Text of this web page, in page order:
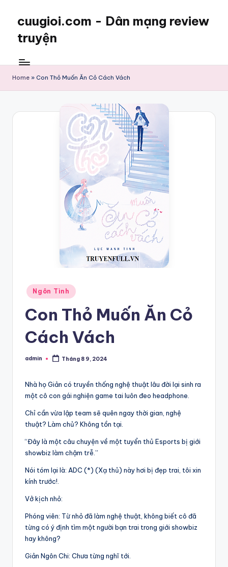
cuugioi.com - Dân mạng review
truyện
Home » Con Thỏ Muốn Ăn Cỏ Cách Vách
Posted
in
Ngôn Tình
Con Thỏ Muốn Ăn Cỏ
Cách Vách
Posted
admin Tháng 8 9, 2024
Nhà họ Giản có truyền thống nghệ thuật lâu đời lại sinh ra
một cô con gái nghiện game tai luôn đeo headphone.
Chỉ cần vừa lập team sẽ quên ngay thời gian, nghệ
thuật? Làm chủ? Không tồn tại.
“Đây là một câu chuyện về một tuyển thủ Esports bị giới
showbiz làm chậm trễ.”
Nói tóm lại là: ADC (*) (Xạ thủ) này hơi bị đẹp trai, tôi xin
kính trước!.
Vở kịch nhỏ:
Phóng viên: Từ nhỏ đã làm nghệ thuật, không biết cô đã
từng có ý định tìm một người bạn trai trong giới showbiz
hay không?
Giản Ngôn Chi: Chưa từng nghĩ tới.